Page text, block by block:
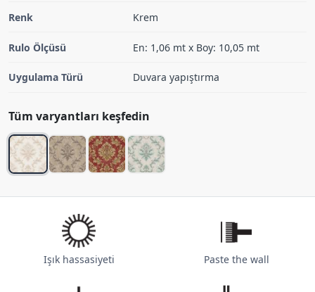
Renk Krem
Rulo Ölçüsü En: 1,06 mt x Boy: 10,05 mt
Uygulama Türü Duvara yapıştırma
Tüm varyantları keşfedin
Işık hassasiyeti Paste the wall